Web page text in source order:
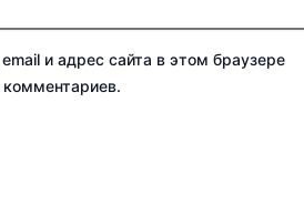
и адрес сайта в этом браузере